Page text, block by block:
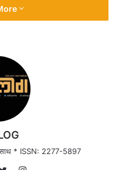
कुमार मंत्रिमंडल में
चुनाव जीतकर
कैबिनेट में जगह मिली
विधायक बने सीधा
* ISSN: 2277-5897